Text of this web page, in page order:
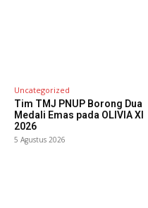
Uncategorized
Tim TMJ PNUP Borong Dua
Medali Emas pada OLIVIA XI
2026
5 Agustus 2026